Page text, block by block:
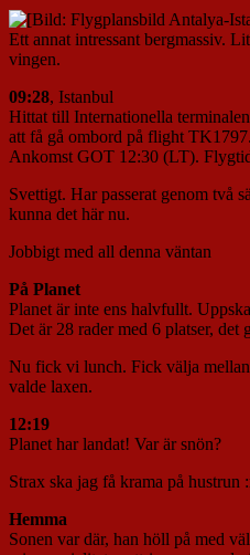
Ett annat intressant bergmassiv.
vingen.
09:28, Istanbul
Hittat till Internationella
att få gå ombord på flight
Ankomst GOT 12:30 (LT).
Svettigt. Har passerat genom två
kunna det här nu.
Jobbigt med all denna väntan
På Planet
Planet är inte ens halvfullt.
Det är 28 rader med 6 platser, det
Nu fick vi lunch. Fick välja
valde laxen.
12:19
Planet har landat! Var är snön?
Strax ska jag få krama på hustrun
Hemma
Sonen var där, han höll på med